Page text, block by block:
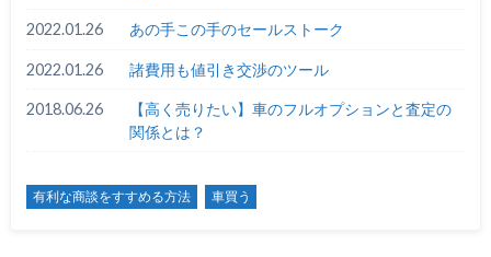
2022.01.26 あの手この手のセールストーク
2022.01.26 諸費用も値引き交渉のツール
2018.06.26
【高く売りたい】車のフルオプションと査定の
関係とは？
有利な商談をすすめる方法 車買う